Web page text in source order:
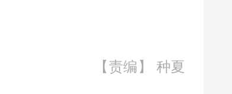
【责编】 种夏